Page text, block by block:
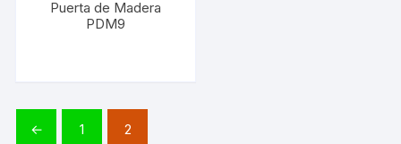
Puerta de Madera
PDM9
← 1 2